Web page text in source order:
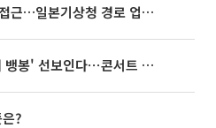
태풍 '돌핀' 오키나와 접근…일본기상청 경로 업데이트
빅뱅, 20주년 기념 '새 뱅봉' 선보인다⋯콘서트 앞두고 팝업 개최
?